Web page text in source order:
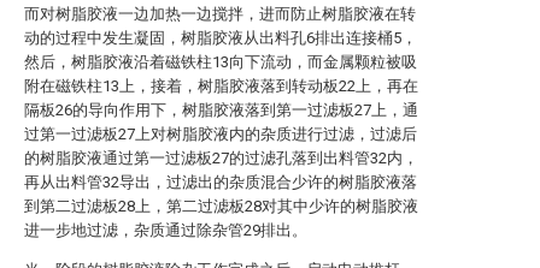
而对树脂胶液一边加热一边搅拌，进而防止树脂胶液在转
动的过程中发生凝固，树脂胶液从出料孔6排出连接桶5，
然后，树脂胶液沿着磁铁柱13向下流动，而金属颗粒被吸
附在磁铁柱13上，接着，树脂胶液落到转动板22上，再在
隔板26的导向作用下，树脂胶液落到第一过滤板27上，通
过第一过滤板27上对树脂胶液内的杂质进行过滤，过滤后
的树脂胶液通过第一过滤板27的过滤孔落到出料管32内，
再从出料管32导出，过滤出的杂质混合少许的树脂胶液落
到第二过滤板28上，第二过滤板28对其中少许的树脂胶液
进一步地过滤，杂质通过除杂管29排出。